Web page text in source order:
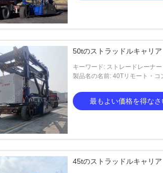
50tのストラッドルキャリア
キーワード: ストレードレーナー
ードレーナー ストレードレーナ
トレードレーナー ストレードレ
ストレードレーナー ストレード
製品名の名前: 40Tリモート・コ
最もよい価格を得なさ
45tのストラッドルキャリア